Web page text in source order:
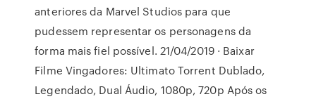
anteriores da Marvel Studios para que
pudessem representar os personagens da
forma mais fiel possível. 21/04/2019 · Baixar
Filme Vingadores: Ultimato Torrent Dublado,
Legendado, Dual Áudio, 1080p, 720p Após os